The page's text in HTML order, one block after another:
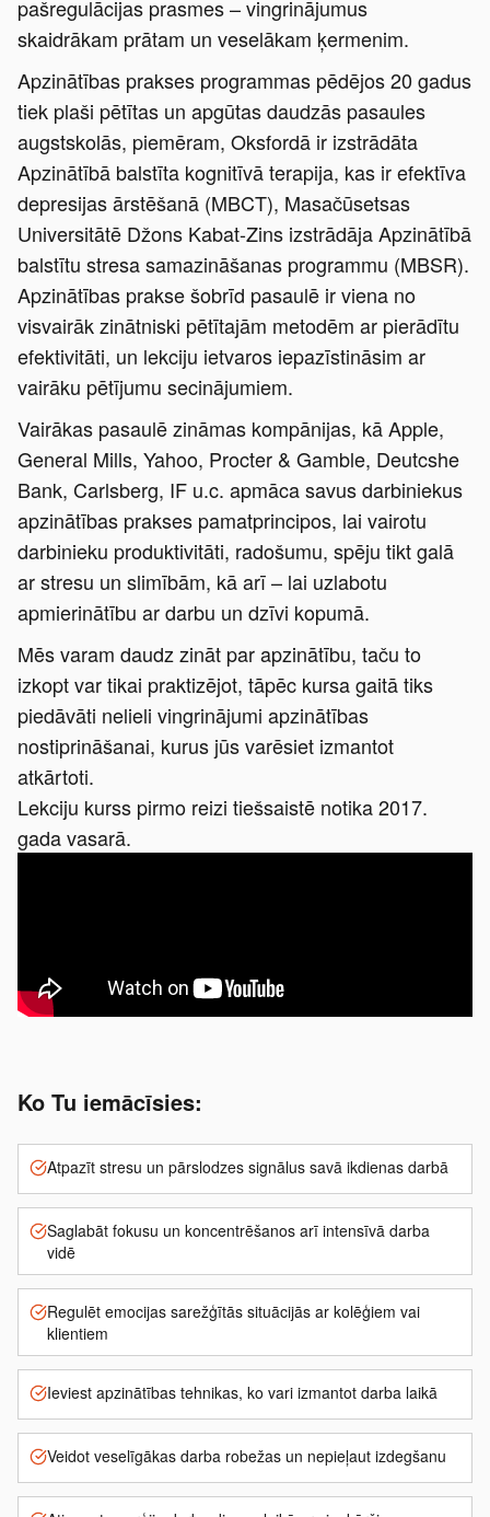
pašregulācijas prasmes – vingrinājumus
skaidrākam prātam un veselākam ķermenim.
Apzinātības prakses programmas pēdējos 20 gadus
tiek plaši pētītas un apgūtas daudzās pasaules
augstskolās, piemēram, Oksfordā ir izstrādāta
Apzinātībā balstīta kognitīvā terapija, kas ir efektīva
depresijas ārstēšanā (MBCT), Masačūsetsas
Universitātē Džons Kabat-Zins izstrādāja Apzinātībā
balstītu stresa samazināšanas programmu (MBSR).
Apzinātības prakse šobrīd pasaulē ir viena no
visvairāk zinātniski pētītajām metodēm ar pierādītu
efektivitāti, un lekciju ietvaros iepazīstināsim ar
vairāku pētījumu secinājumiem.
Vairākas pasaulē zināmas kompānijas, kā Apple,
General Mills, Yahoo, Procter & Gamble, Deutcshe
Bank, Carlsberg, IF u.c. apmāca savus darbiniekus
apzinātības prakses pamatprincipos, lai vairotu
darbinieku produktivitāti, radošumu, spēju tikt galā
ar stresu un slimībām, kā arī – lai uzlabotu
apmierinātību ar darbu un dzīvi kopumā.
Mēs varam daudz zināt par apzinātību, taču to
izkopt var tikai praktizējot, tāpēc kursa gaitā tiks
piedāvāti nelieli vingrinājumi apzinātības
nostiprināšanai, kurus jūs varēsiet izmantot
atkārtoti.
Lekciju kurss pirmo reizi tiešsaistē notika 2017.
gada vasarā.
Ko Tu iemācīsies:
Atpazīt stresu un pārslodzes signālus savā ikdienas darbā
Saglabāt fokusu un koncentrēšanos arī intensīvā darba
vidē
Regulēt emocijas sarežģītās situācijās ar kolēģiem vai
klientiem
Ieviest apzinātības tehnikas, ko vari izmantot darba laikā
Veidot veselīgākas darba robežas un nepieļaut izdegšanu